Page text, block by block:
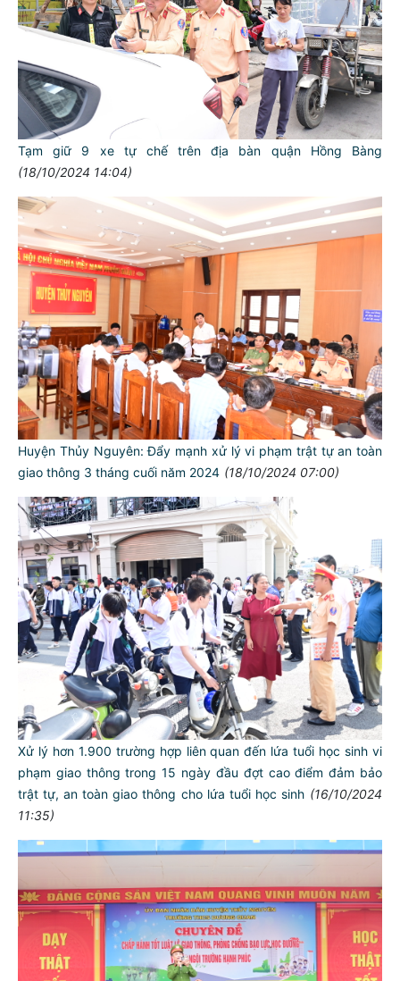
Tạm giữ 9 xe tự chế trên địa bàn quận Hồng Bàng
(18/10/2024 14:04)
Huyện Thủy Nguyên: Đẩy mạnh xử lý vi phạm trật tự an toàn
giao thông 3 tháng cuối năm 2024 (18/10/2024 07:00)
Xử lý hơn 1.900 trường hợp liên quan đến lứa tuổi học sinh vi
phạm giao thông trong 15 ngày đầu đợt cao điểm đảm bảo
trật tự, an toàn giao thông cho lứa tuổi học sinh (16/10/2024
11:35)